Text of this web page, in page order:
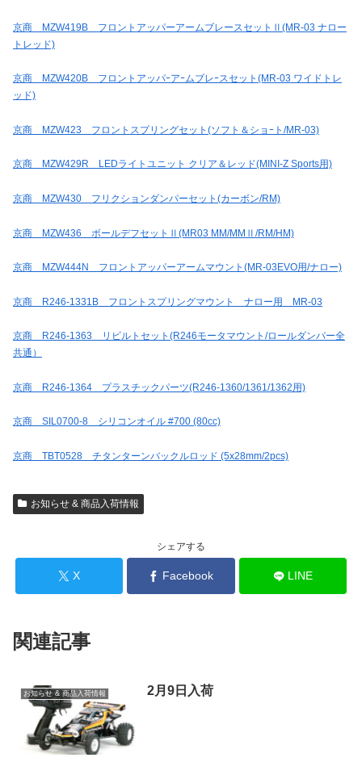
京商 MZW419B フロントアッパーアームブレースセットⅡ(MR-03 ナロー
トレッド)
京商 MZW420B フロントアッパｰアｰムブレｰスセット(MR-03 ワイドトレ
ッド)
京商 MZW423 フロントスプリングセット(ソフト＆ショｰト/MR-03)
京商 MZW429R LEDライトユニット クリア＆レッド(MINI-Z Sports用)
京商 MZW430 フリクションダンパーセット(カーボン/RM)
京商 MZW436 ボールデフセットⅡ(MR03 MM/MMⅡ/RM/HM)
京商 MZW444N フロントアッパーアームマウント(MR-03EVO用/ナロー)
京商 R246-1331B フロントスプリングマウント ナロー用 MR-03
京商 R246-1363 リビルトセット(R246モータマウント/ロールダンパー全
共通）
京商 R246-1364 プラスチックパーツ(R246-1360/1361/1362用)
京商 SIL0700-8 シリコンオイル #700 (80cc)
京商 TBT0528 チタンターンバックルロッド (5x28mm/2pcs)
お知らせ & 商品入荷情報
シェアする
X Facebook LINE
関連記事
お知らせ & 商品入荷情報 2月9日入荷